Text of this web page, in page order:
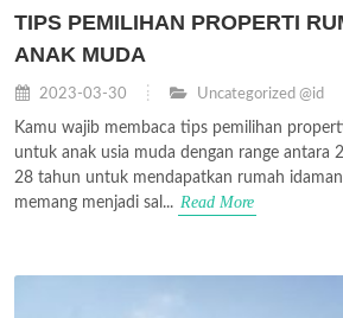
TIPS PEMILIHAN PROPERTI
ANAK MUDA
2023-03-30 Uncategorized @id
Kamu wajib membaca tips pemilihan
untuk anak usia muda dengan range antara
28 tahun untuk mendapatkan rumah
memang menjadi sal... Read More